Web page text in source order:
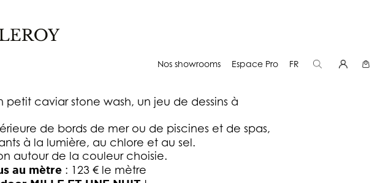
Nos showrooms Espace Pro FR
BARTH
caviar stone wash, un jeu de dessins à
de bords de mer ou de piscines et de spas,
à la lumière, au chlore et au sel.
autour de la couleur choisie.
au mètre : 123 € le mètre